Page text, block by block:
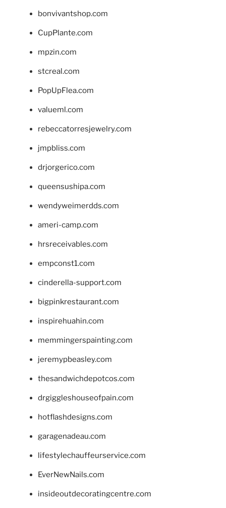
bonvivantshop.com
CupPlante.com
mpzin.com
stcreal.com
PopUpFlea.com
valueml.com
rebeccatorresjewelry.com
jmpbliss.com
drjorgerico.com
queensushipa.com
wendyweimerdds.com
ameri-camp.com
hrsreceivables.com
empconst1.com
cinderella-support.com
bigpinkrestaurant.com
inspirehuahin.com
memmingerspainting.com
jeremypbeasley.com
thesandwichdepotcos.com
drgiggleshouseofpain.com
hotflashdesigns.com
garagenadeau.com
lifestylechauffeurservice.com
EverNewNails.com
insideoutdecoratingcentre.com